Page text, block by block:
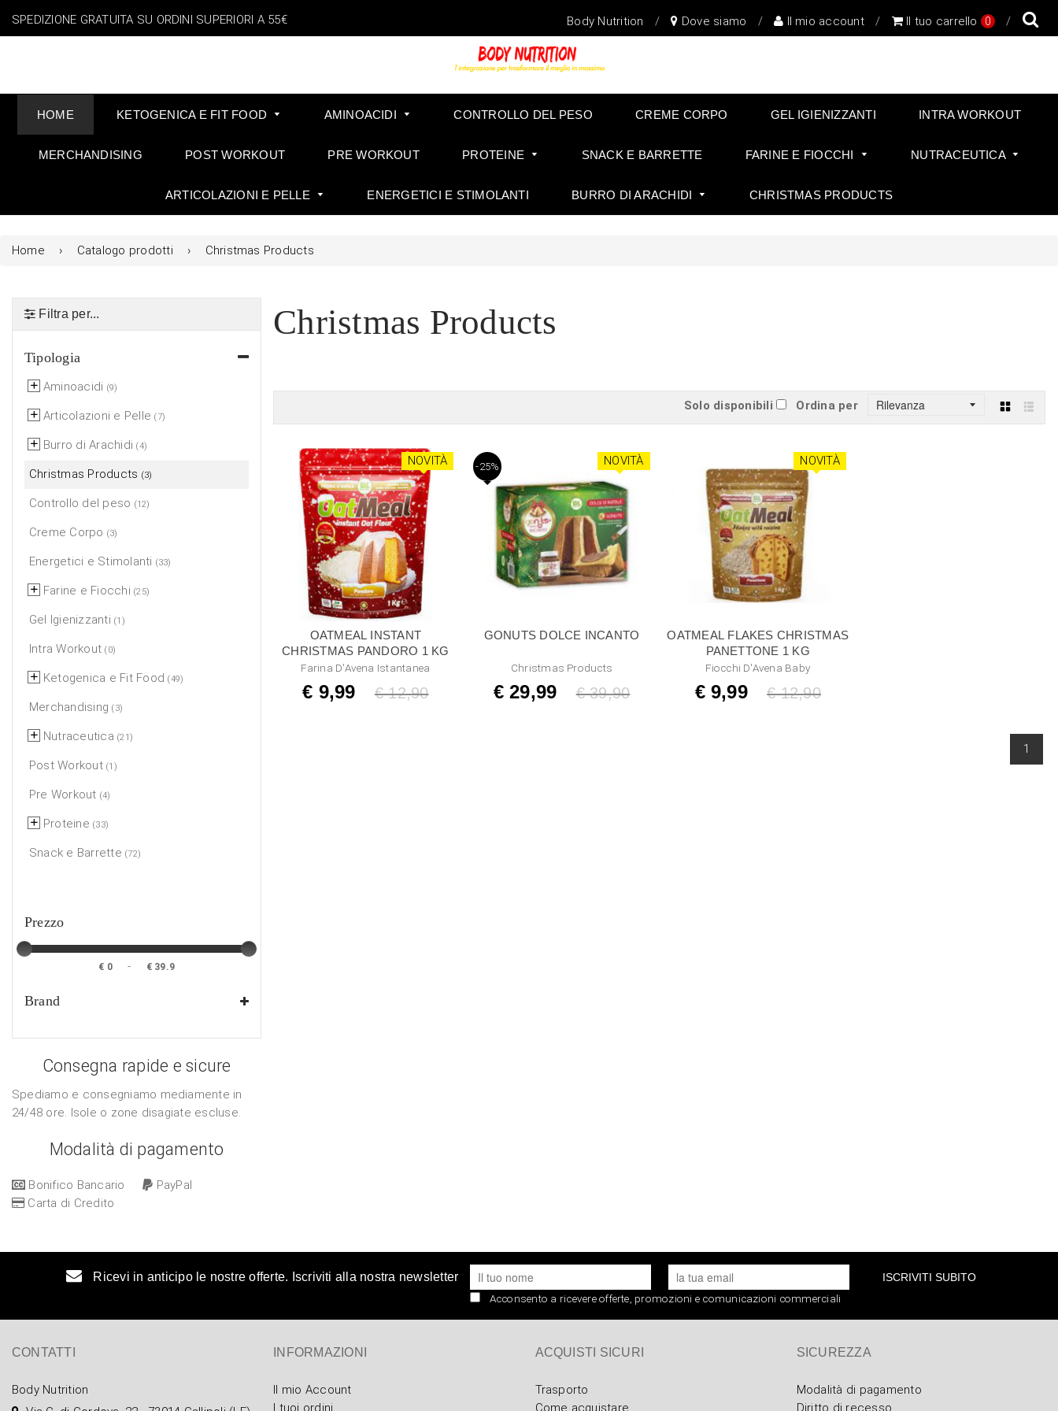
SPEDIZIONE GRATUITA SU ORDINI SUPERIORI A 55€ Body Nutrition / Dove siamo / Il mio account / Il tuo carrello 0 /
HOME KETOGENICA E FIT FOOD AMINOACIDI CONTROLLO DEL PESO CREME CORPO GEL IGIENIZZANTI INTRA WORKOUT
MERCHANDISING POST WORKOUT PRE WORKOUT PROTEINE SNACK E BARRETTE FARINE E FIOCCHI NUTRACEUTICA
ARTICOLAZIONI E PELLE ENERGETICI E STIMOLANTI BURRO DI ARACHIDI CHRISTMAS PRODUCTS
Home › Catalogo prodotti › Christmas Products
Christmas Products
Solo disponibili Ordina per
GrigliaLista
NOVITÀ
OATMEAL INSTANT
CHRISTMAS PANDORO 1 KG
Farina D'Avena Istantanea
€ 9,99 Listino
€ 12,90
-25% NOVITÀ
GONUTS DOLCE INCANTO
Christmas Products
€ 29,99 Listino
€ 39,90
NOVITÀ
OATMEAL FLAKES CHRISTMAS
PANETTONE 1 KG
Fiocchi D'Avena Baby
€ 9,99 Listino
€ 12,90
1
Filtra per...
Tipologia
Aminoacidi (9)
Articolazioni e Pelle (7)
Burro di Arachidi (4)
Christmas Products (3)
Controllo del peso (12)
Creme Corpo (3)
Energetici e Stimolanti (33)
Farine e Fiocchi (25)
Gel Igienizzanti (1)
Intra Workout (0)
Ketogenica e Fit Food (49)
Merchandising (3)
Nutraceutica (21)
Post Workout(1)
Pre Workout (4)
Proteine (33)
Snack e Barrette (72)
Prezzo
€ 0 - € 39.9
Brand
Consegna rapide e sicure
Spediamo e consegniamo mediamente in
24/48 ore. Isole o zone disagiate escluse.
Modalità di pagamento
Bonifico Bancario
Carta di Credito
PayPal
Ricevi in anticipo le nostre offerte. Iscriviti alla nostra newsletter
ISCRIVITI SUBITO
Acconsento a ricevere offerte, promozioni e comunicazioni commerciali
CONTATTI
Body Nutrition
INFORMAZIONI
Il mio Account
I tuoi ordini
ACQUISTI SICURI
Trasporto
Come acquistare
SICUREZZA
Modalità di pagamento
Diritto di recesso